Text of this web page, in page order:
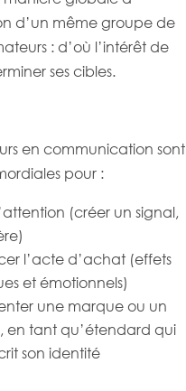
d’un même groupe de
: d’où l’intérêt de
ses cibles.
en communication sont
pour :
(créer un signal,
l’acte d’achat (effets
et émotionnels)
une marque ou un
en tant qu’étendard qui
son identité